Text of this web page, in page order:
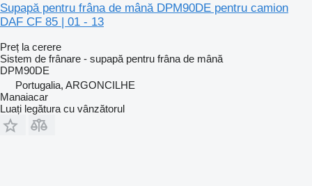
Supapă pentru frâna de mână DPM90DE pentru camion
DAF CF 85 | 01 - 13
Preț la cerere
Sistem de frânare - supapă pentru frâna de mână
DPM90DE
Portugalia, ARGONCILHE
Manaiacar
Luați legătura cu vânzătorul